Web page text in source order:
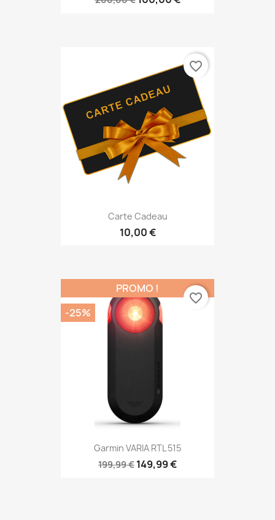
Carte Cadeau
10,00 €
favorite_border
Garmin VARIA RTL 515
199,99 € 149,99 €
PROMO !
-25%
favorite_border